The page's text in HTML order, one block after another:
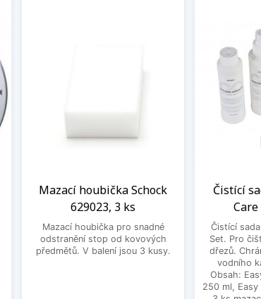
Mazací houbička Schock
629023, 3 ks
Mazací houbička pro snadné
odstranění stop od kovových
předmětů. V balení jsou 3 kusy.
Čistící
Care
Čistící
Set. Pro
dřezů.
vodního
Obsah:
250 ml,